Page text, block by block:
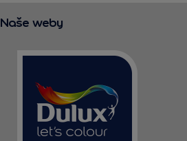
Naše weby